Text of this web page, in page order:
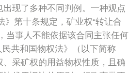
现了多种不同判例。一种观点
第十条规定，矿业权“转让合
当事人不能依据该合同主张任何
共和国物权法》（以下简称
采矿权的用益物权性质，且确